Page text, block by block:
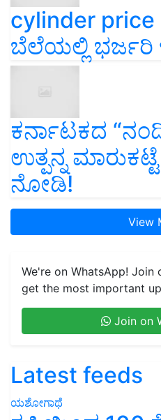
cylinder
ಬೆಲೆಯಲ್ಲಿ ಭರ್ಜರಿ
ಕರ್ನಾಟಕದ
ಉತ್ಪನ್ನ
ನೋಡಿ!
View
We're on WhatsApp! Join
get the most important
Join on
Latest feeds
ಯಶೋಗಾಥೆ